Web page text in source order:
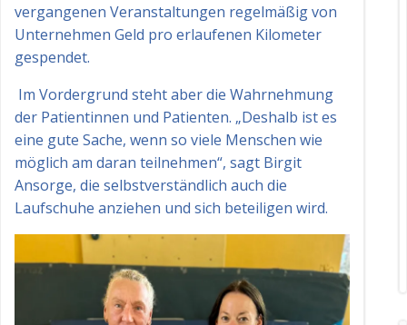
vergangenen Veranstaltungen regelmäßig von
Unternehmen Geld pro erlaufenen Kilometer
gespendet.
Im Vordergrund steht aber die Wahrnehmung
der Patientinnen und Patienten. „Deshalb ist es
eine gute Sache, wenn so viele Menschen wie
möglich am daran teilnehmen“, sagt Birgit
Ansorge, die selbstverständlich auch die
Laufschuhe anziehen und sich beteiligen wird.